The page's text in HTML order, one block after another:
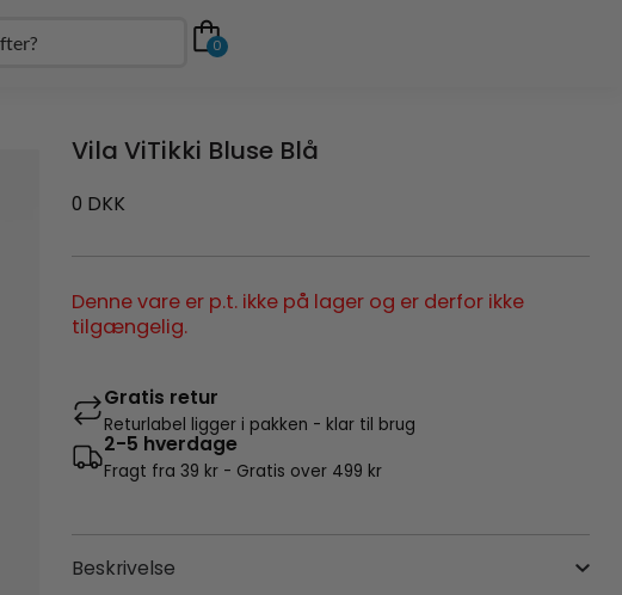
0
Vila ViTikki Bluse Blå
0 DKK
Denne vare er p.t. ikke på lager og er derfor ikke
tilgængelig.
Gratis retur
Returlabel ligger i pakken - klar til brug
2-5 hverdage
Fragt fra 39 kr - Gratis over 499 kr
Beskrivelse